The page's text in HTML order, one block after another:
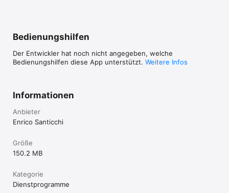
Bedienungshilfen
Der Entwickler hat noch nicht angegeben, welche
Bedienungshilfen diese App unterstützt. Weitere Infos
Informationen
Anbieter
Enrico Santicchi
Größe
150.2 MB
Kategorie
Dienst­programme